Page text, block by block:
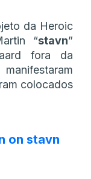
da Heroic
“⁠stavn⁠”
fora da
colocados
on stavn